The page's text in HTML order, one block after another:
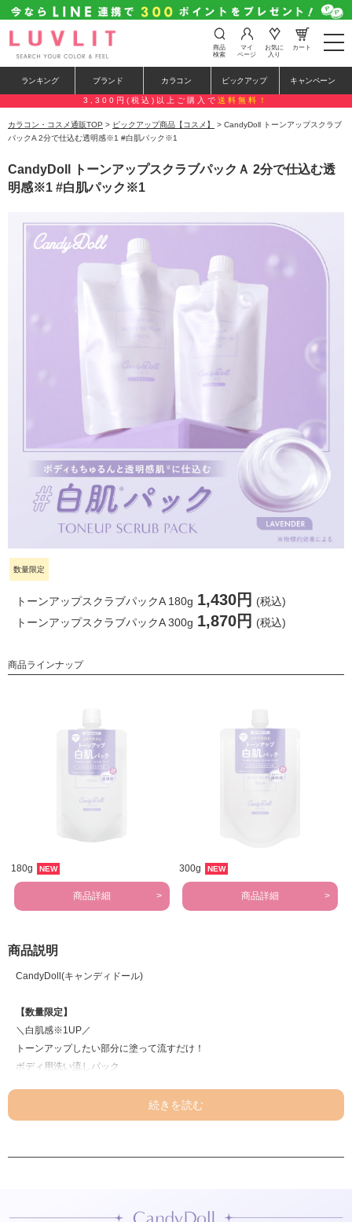
t
o
e
n
a
a
商品
検索
マイ
ページ
お気に
入り
カート
ランキング ブランド カラコン ピックアップ キャンペーン
3,300円(税込)以上ご購入で 送料無料！
カラコン・コスメ通販TOP > ピックアップ商品【コスメ】
> CandyDoll トーンアップスクラブ
パックA 2分で仕込む透明感※1 #白肌パック※1
CandyDoll トーンアップスクラブパックＡ 2分で仕込む透
明感※1 #白肌パック※1
数量限定
トーンアップスクラブパックA 180g 1,430円 (税込)
トーンアップスクラブパックA 300g 1,870円 (税込)
商品ラインナップ
180g NEW
商品詳細
300g NEW
商品詳細
商品説明
CandyDoll(キャンディドール)
【数量限定】
＼白肌感※1UP／
トーンアップしたい部分に塗って流すだけ！
ボディ用洗い流しパック
#白肌パック※1
【商品POINT】
くすみの原因となる古い角質を優しくオフ